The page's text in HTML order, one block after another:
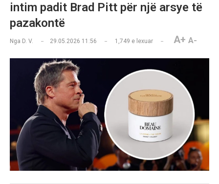
intim padit Brad Pitt për një arsye të
pazakontë
Nga D. V. 29.05.2026 11:56 1,749 e lexuar A+ A-